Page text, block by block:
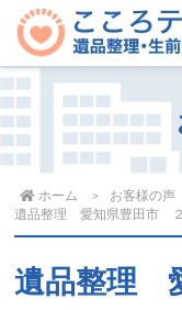
ホーム
お客様の声
遺品整理 愛知県豊田市
遺品整理